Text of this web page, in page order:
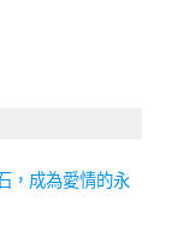
，成為愛情的永